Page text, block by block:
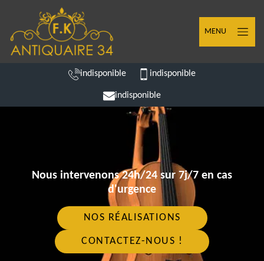
MENU
indisponible indisponible
indisponible
Nous intervenons 24h/24 sur 7j/7 en cas
d'urgence
NOS RÉALISATIONS
CONTACTEZ-NOUS !